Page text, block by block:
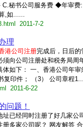
C.秘书公司服务费 ◆年审
,如......
2011-7-2
理
港公司注册完成后，日后的
须向公司注册处和税务局周
体如下： 一、香港公司年
复印件； （3） 公司章程
2011-6-22
问题！
已经同时注册了好几家公
册多家公司呢？ 网友解答